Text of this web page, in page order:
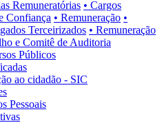
Remuneratórias • Cargos
Confiança • Remuneração •
Terceirizados • Remuneração
e Comitê de Auditoria
Públicos
ao cidadão - SIC
Pessoais